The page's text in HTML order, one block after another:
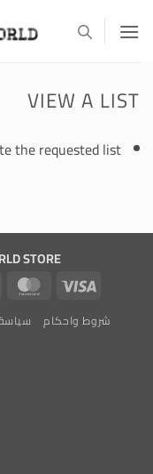
للمحتوى
VIEW A LIST
the requested list
STORE
شروط واحكام